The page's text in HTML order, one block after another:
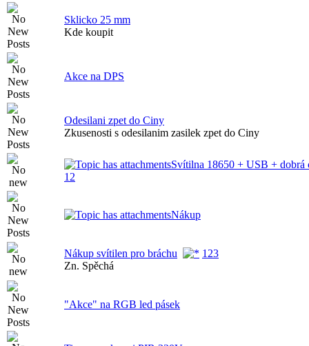
Sklicko 25 mm
Kde koupit
Akce na DPS
Odesilani zpet do Ciny
Zkusenosti s odesilanim zasilek zpet do Ciny
Svítilna 18650 + USB + dobrá
1 2
Nákup
Nákup svítilen pro bráchu 1 23
Zn. Spěchá
"Akce" na RGB led pásek